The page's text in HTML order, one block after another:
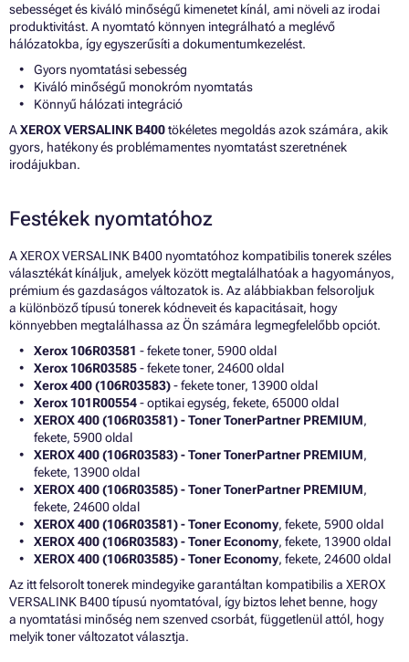
sebességet és kiváló minőségű kimenetet kínál, ami növeli az irodai
produktivitást. A nyomtató könnyen integrálható a meglévő
hálózatokba, így egyszerűsíti a dokumentumkezelést.
Gyors nyomtatási sebesség
Kiváló minőségű monokróm nyomtatás
Könnyű hálózati integráció
AXEROX VERSALINK B400tökéletes megoldás azok számára, akik
gyors, hatékony és problémamentes nyomtatást szeretnének
irodájukban.
Festékek nyomtatóhoz
A XEROX VERSALINK B400 nyomtatóhoz kompatibilis tonerek széles
választékát kínáljuk, amelyek között megtalálhatóak a hagyományos,
prémium és gazdaságos változatok is. Az alábbiakban felsoroljuk
a különböző típusú tonerek kódneveit és kapacitásait, hogy
könnyebben megtalálhassa az Ön számára legmegfelelőbb opciót.
Xerox 106R03581 - fekete toner, 5900 oldal
Xerox 106R03585- fekete toner, 24600 oldal
Xerox 400 (106R03583)- fekete toner, 13900 oldal
Xerox 101R00554- optikai egység, fekete, 65000 oldal
XEROX 400 (106R03581) - Toner TonerPartner PREMIUM,
fekete, 5900 oldal
XEROX 400 (106R03583) - Toner TonerPartner PREMIUM,
fekete, 13900 oldal
XEROX 400 (106R03585) - Toner TonerPartner PREMIUM,
fekete, 24600 oldal
XEROX 400 (106R03581) - Toner Economy, fekete, 5900 oldal
XEROX 400 (106R03583) - Toner Economy, fekete, 13900 oldal
XEROX 400 (106R03585) - Toner Economy, fekete, 24600 oldal
Az itt felsorolt tonerek mindegyike garantáltan kompatibilis a XEROX
VERSALINK B400 típusú nyomtatóval, így biztos lehet benne, hogy
a nyomtatási minőség nem szenved csorbát, függetlenül attól, hogy
melyik toner változatot választja.